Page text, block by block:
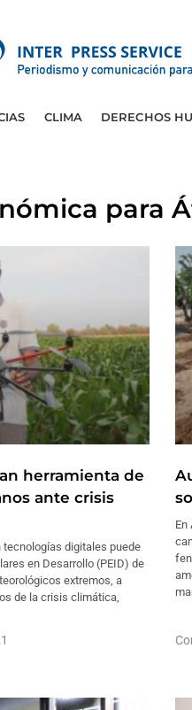
CLIMA DERECHOS
para
herramienta de
ante crisis
tecnologías digitales puede
en Desarrollo (PEID) de
extremos, a
de la crisis climática,
En